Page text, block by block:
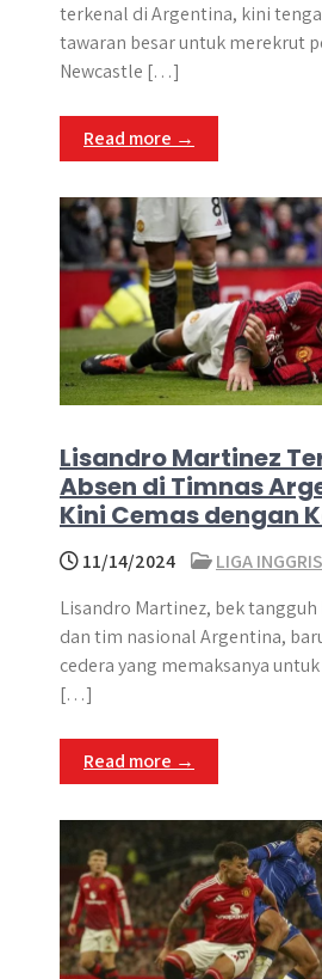
terkenal di Argentina, kini
tawaran besar untuk merekrut
Newcastle […]
Read more →
Lisandro Martinez
Absen di Timnas
Kini Cemas dengan
11/14/2024
LIGA INGGRIS
Lisandro Martinez, bek
dan tim nasional Argentina,
cedera yang memaksanya
[…]
Read more →